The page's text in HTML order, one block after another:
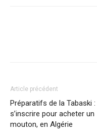
Article précédent
Préparatifs de la Tabaski :
s’inscrire pour acheter un
mouton, en Algérie